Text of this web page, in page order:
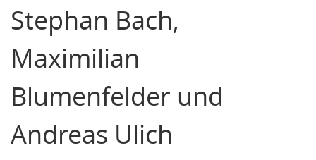
Stephan Bach,
Maximilian
Blumenfelder und
Andreas Ulich